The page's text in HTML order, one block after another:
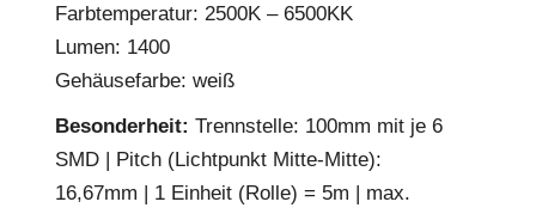
Farbtemperatur: 2500K – 6500KK
Lumen: 1400
Gehäusefarbe: weiß
Besonderheit: Trennstelle: 100mm mit je 6
SMD | Pitch (Lichtpunkt Mitte-Mitte):
16,67mm | 1 Einheit (Rolle) = 5m | max.